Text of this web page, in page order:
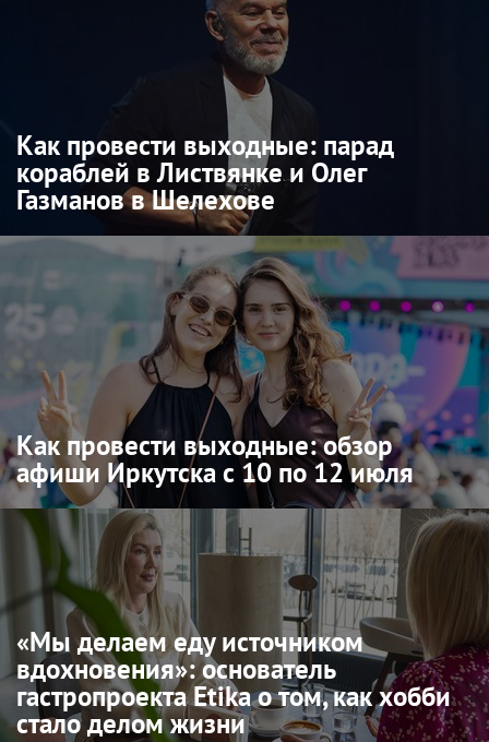
Как провести выходные: парад
кораблей в Листвянке и Олег
Газманов в Шелехове
Как провести выходные: обзор
афиши Иркутска с 10 по 12 июля
«Мы делаем еду источником
вдохновения»: основатель
гастропроекта Etika о том, как хобби
стало делом жизни